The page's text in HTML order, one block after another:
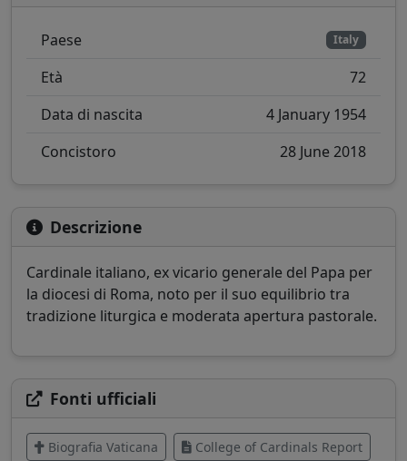
Paese Italy
Età
72
Data di nascita
4 January 1954
Concistoro
28 June 2018
Descrizione
Cardinale italiano, ex vicario generale del Papa per
la diocesi di Roma, noto per il suo equilibrio tra
tradizione liturgica e moderata apertura pastorale.
Fonti ufficiali
Biografia Vaticana College of Cardinals Report